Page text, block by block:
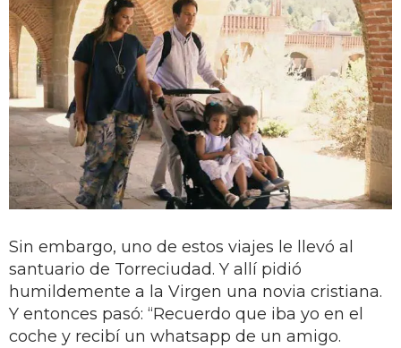
Sin embargo, uno de estos viajes le llevó al
santuario de Torreciudad. Y allí pidió
humildemente a la Virgen una novia cristiana.
Y entonces pasó: “Recuerdo que iba yo en el
coche y recibí un whatsapp de un amigo.